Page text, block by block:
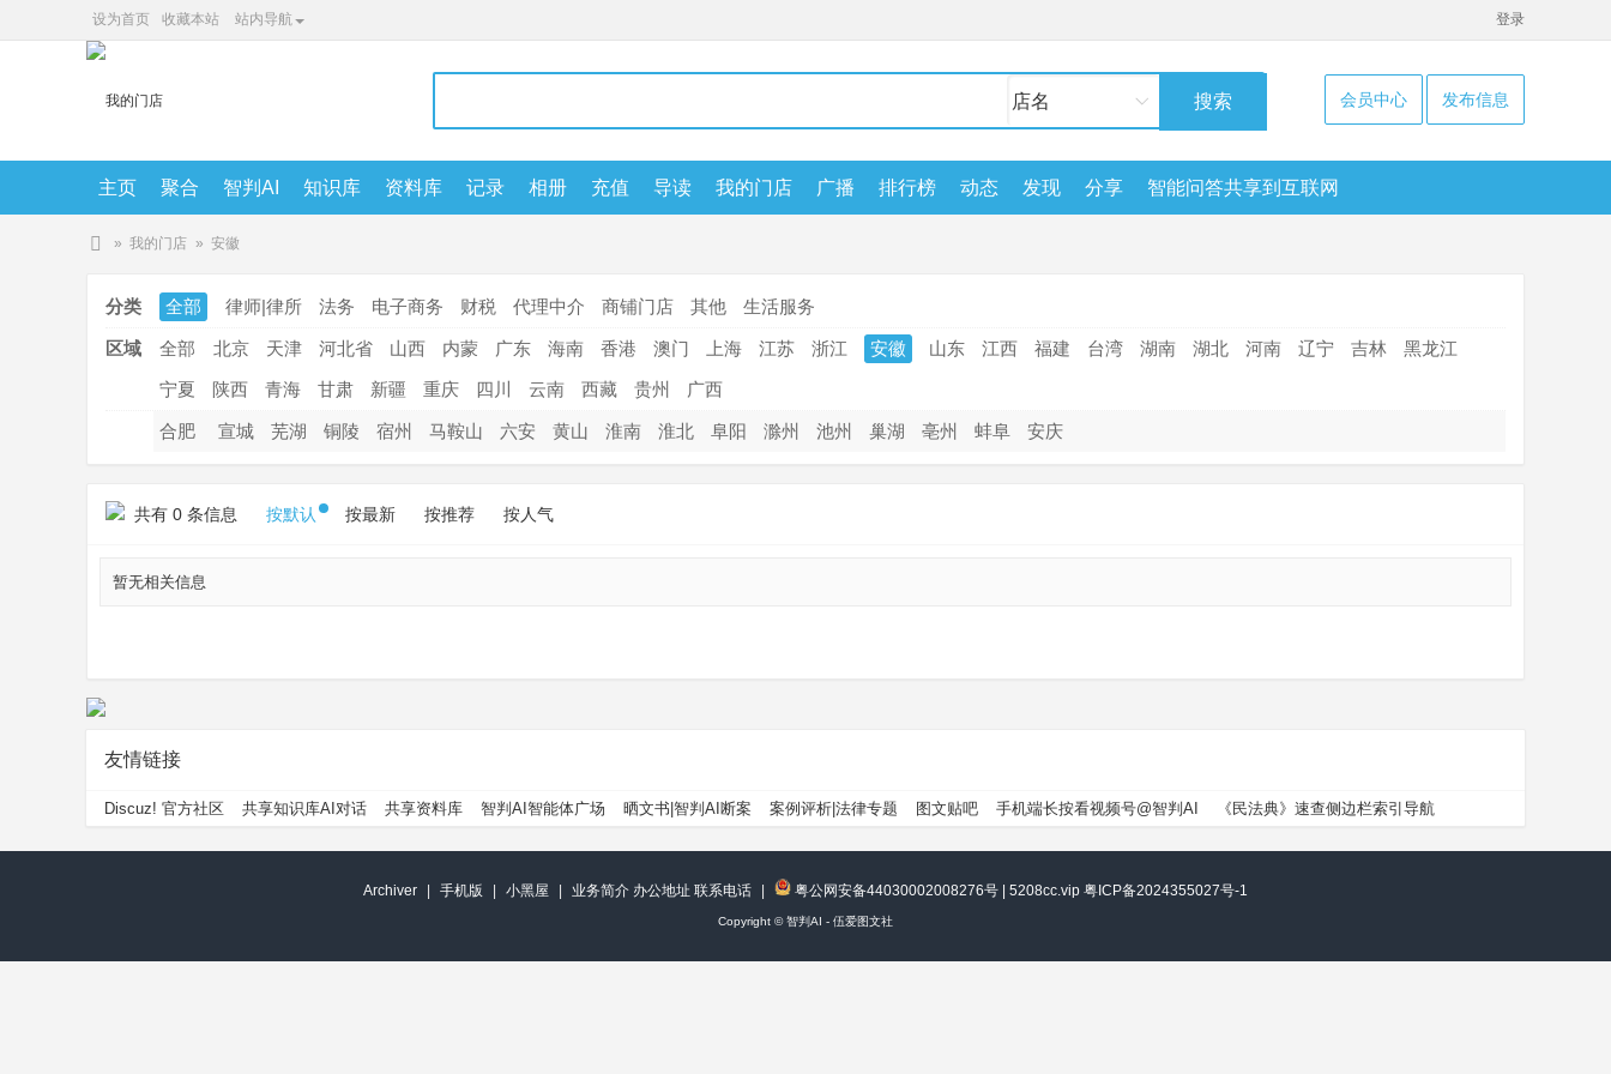
设为首页 收藏本站 站内导航 登录
搜索 会员中心 发布信息
主页 聚合 智判AI 知识库 资料库 记录 相册 充值 导读 我的门店 广播 排行榜 动态 发现 分享 智能问答共享到互联网
5208cc知识库智喂AI
» 我的门店 » 安徽
分类 全部 律师|律所 法务 电子商务 财税 代理中介 商铺门店 其他 生活服务
区域 全部 北京 天津 河北省 山西 内蒙 广东 海南 香港 澳门 上海 江苏 浙江 安徽 山东 江西 福建 台湾 湖南 湖北 河南 辽宁 吉林
黑龙江
宁夏
陕西 青海 甘肃 新疆 重庆 四川 云南 西藏 贵州 广西
合肥 宣城 芜湖 铜陵 宿州 马鞍山 六安 黄山 淮南 淮北 阜阳 滁州 池州 巢湖 亳州 蚌阜 安庆
共有 0 条信息 按默认 按最新 按推荐 按人气
暂无相关信息
友情链接
Discuz! 官方社区 共享知识库AI对话 共享资料库 智判AI智能体广场 晒文书|智判AI断案 案例评析|法律专题 图文贴吧 手机端长按看视频号@智判AI 《民法典》速查侧边栏索引导航
Archiver 手机版 小黑屋 业务简介 办公地址 联系电话 粤公网安备44030002008276号 5208cc.vip 粤ICP备2024355027号-1
Copyright ©智判AI - 伍爱图文社